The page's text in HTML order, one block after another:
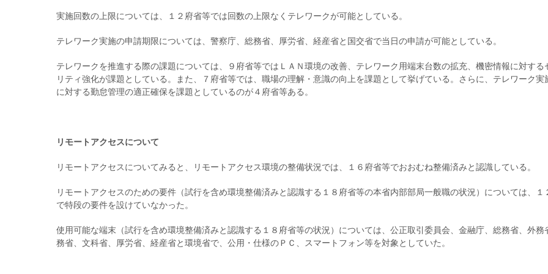
実施回数の上限については、１２府省等では回数の上限なくテレワークが可能としている。
テレワーク実施の申請期限については、警察庁、総務省、厚労省、経産省と国交省で当日の申請が可能としている。
テレワークを推進する際の課題については、９府省等ではＬＡＮ環境の改善、テレワーク用端末台数の拡充、機密情報に対する
リティ強化が課題としている。また、７府省等では、職場の理解・意識の向上を課題として挙げている。さらに、テレワーク実
に対する勤怠管理の適正確保を課題としているのが４府省等ある。
リモートアクセスについて
リモートアクセスについてみると、リモートアクセス環境の整備状況では、１６府省等でおおむね整備済みと認識している。
リモートアクセスのための要件（試行を含め環境整備済みと認識する１８府省等の本省内部部局一般職の状況）については、１
で特段の要件を設けていなかった。
使用可能な端末（試行を含め環境整備済みと認識する１８府省等の状況）については、公正取引委員会、金融庁、総務省、外務
務省、文科省、厚労省、経産省と環境省で、公用・仕様のＰＣ、スマートフォン等を対象としていた。